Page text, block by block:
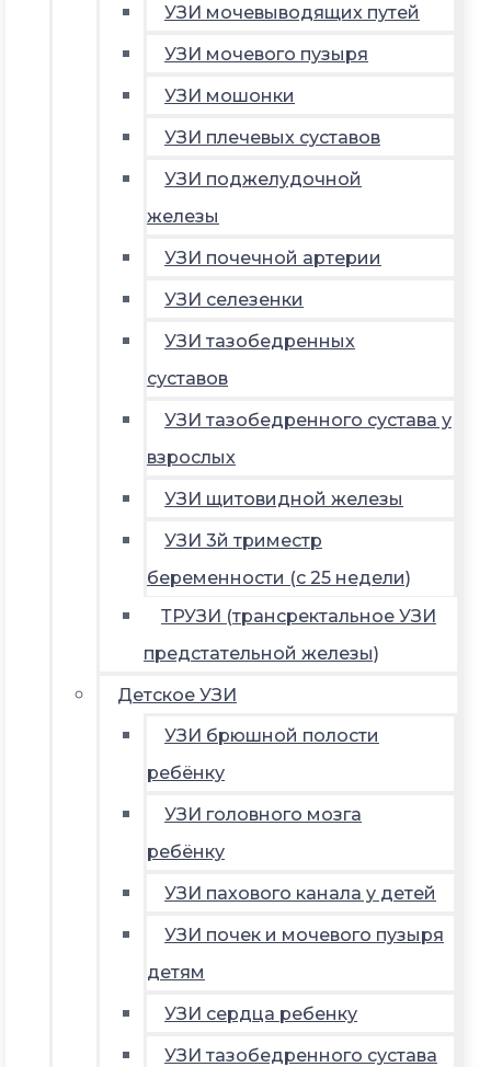
УЗИ мочевыводящих путей
УЗИ мочевого пузыря
УЗИ мошонки
УЗИ плечевых суставов
УЗИ поджелудочной
железы
УЗИ почечной артерии
УЗИ селезенки
УЗИ тазобедренных
суставов
УЗИ тазобедренного сустава у
взрослых
УЗИ щитовидной железы
УЗИ 3й триместр
беременности (с 25 недели)
ТРУЗИ (трансректальное УЗИ
предстательной железы)
Детское УЗИ
УЗИ брюшной полости
ребёнку
УЗИ головного мозга
ребёнку
УЗИ пахового канала у детей
УЗИ почек и мочевого пузыря
детям
УЗИ сердца ребенку
УЗИ тазобедренного сустава